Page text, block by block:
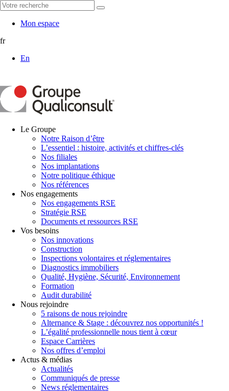
Mon espace
fr
En
Le Groupe
Notre Raison d’être
L’essentiel : histoire, activités et chiffres-clés
Nos filiales
Nos implantations
Notre politique éthique
Nos références
Nos engagements
Nos engagements RSE
Stratégie RSE
Documents et ressources RSE
Vos besoins
Nos innovations
Construction
Inspections volontaires et réglementaires
Diagnostics immobiliers
Qualité, Hygiène, Sécurité, Environnement
Formation
Audit durabilité
Nous rejoindre
5 raisons de nous rejoindre
Alternance & Stage : découvrez nos opportunités !
L’égalité professionnelle nous tient à cœur
Espace Carrières
Nos offres d’emploi
Actus & médias
Actualités
Communiqués de presse
News réglementaires